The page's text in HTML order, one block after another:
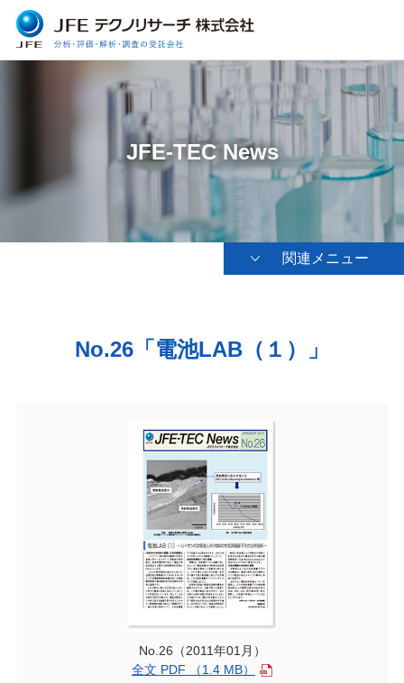
JFE-TEC News
関連メニュー
No.26「電池LAB（１）」
No.26（2011年01月）
全文 PDF （1.4 MB）